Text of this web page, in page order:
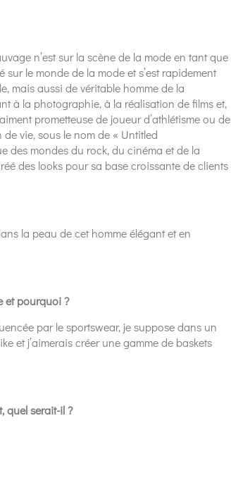
n’est sur la scène de la mode en tant que
le monde de la mode et s’est rapidement
mais aussi de véritable homme de la
à la photographie, à la réalisation de films et,
prometteuse de joueur d’athlétisme ou de
vie, sous le nom de « Untitled
des mondes du rock, du cinéma et de la
des looks pour sa base croissante de clients
la peau de cet homme élégant et en
et pourquoi ?
par le sportswear, je suppose dans un
et j’aimerais créer une gamme de baskets
quel serait-il ?